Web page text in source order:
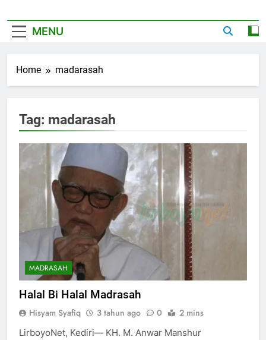
MENU
Home madarasah
Tag: madarasah
MADRASAH
Halal Bi Halal Madrasah
Hisyam Syafiq 3 tahun ago 0 2 mins
LirboyoNet, Kediri— KH. M. Anwar Manshur